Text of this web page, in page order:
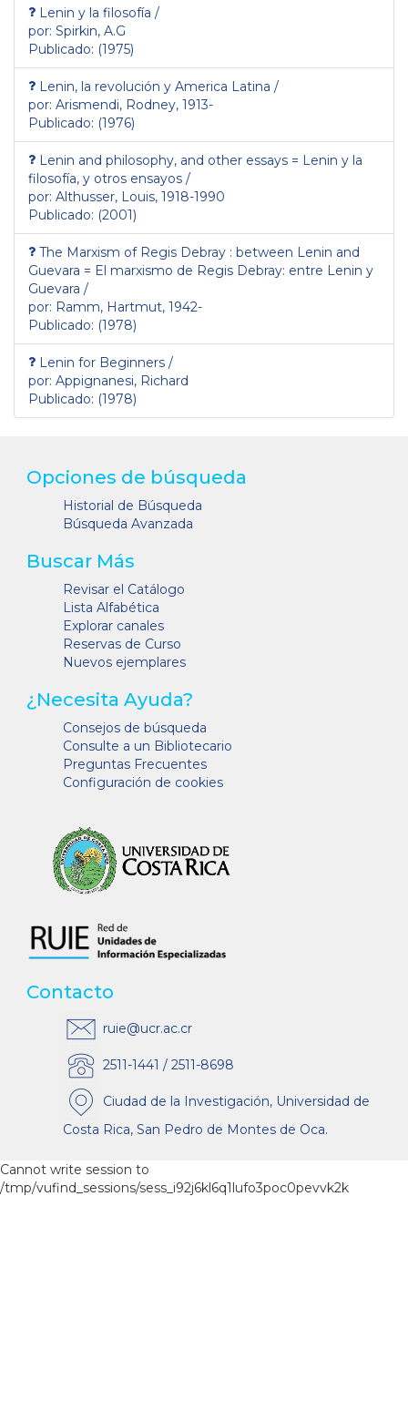
Lenin y la filosofía /
por: Spirkin, A.G
Publicado: (1975)
Lenin, la revolución y America Latina /
por: Arismendi, Rodney, 1913-
Publicado: (1976)
Lenin and philosophy, and other essays = Lenin y la
filosofía, y otros ensayos /
por: Althusser, Louis, 1918-1990
Publicado: (2001)
The Marxism of Regis Debray : between Lenin and
Guevara = El marxismo de Regis Debray: entre Lenin y
Guevara /
por: Ramm, Hartmut, 1942-
Publicado: (1978)
Lenin for Beginners /
por: Appignanesi, Richard
Publicado: (1978)
Opciones de búsqueda
Historial de Búsqueda
Búsqueda Avanzada
Buscar Más
Revisar el Catálogo
Lista Alfabética
Explorar canales
Reservas de Curso
Nuevos ejemplares
¿Necesita Ayuda?
Consejos de búsqueda
Consulte a un Bibliotecario
Preguntas Frecuentes
Configuración de cookies
Contacto
ruie@ucr.ac.cr
2511-1441 / 2511-8698
Ciudad de la Investigación, Universidad de
Costa Rica, San Pedro de Montes de Oca.
Cannot write session to
/tmp/vufind_sessions/sess_i92j6kl6q1lufo3poc0pevvk2k